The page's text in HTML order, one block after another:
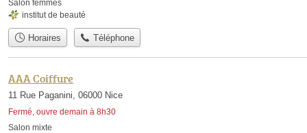
Salon femmes
institut de beauté
Horaires Téléphone
AAA Coiffure
11 Rue Paganini, 06000 Nice
Fermé, ouvre demain à 8h30
Salon mixte